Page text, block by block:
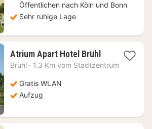
Öffentlichen nach Köln und Bonn
Sehr ruhige Lage
Atrium Apart Hotel Brühl1
Nacht
Brühl · 1.3 Km vom Stadtzentrum
Gratis WLAN
Aufzug